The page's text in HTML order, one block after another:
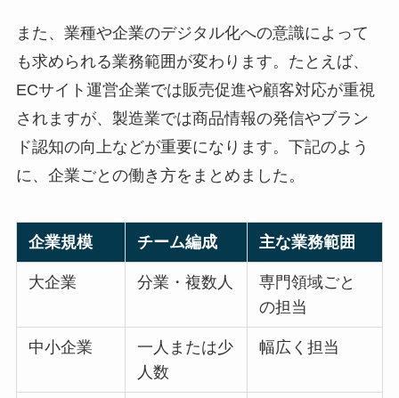
また、業種や企業のデジタル化への意識によって
も求められる業務範囲が変わります。たとえば、
ECサイト運営企業では販売促進や顧客対応が重視
されますが、製造業では商品情報の発信やブラン
ド認知の向上などが重要になります。下記のよう
に、企業ごとの働き方をまとめました。
企業規模 チーム編成 主な業務範囲
大企業 分業・複数人
専門領域ごと
の担当
中小企業
一人または少
人数
幅広く担当